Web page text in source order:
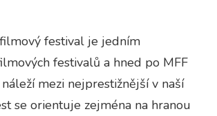
festival je jedním
festivalů a hned po MFF
mezi nejprestižnější v naší
se orientuje zejména na hranou